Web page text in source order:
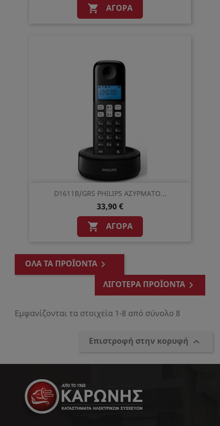
 ΑΓΟΡΆ
D1611B/GRS PHILIPS ΑΣΥΡΜΑΤΟ...
33,90 €
 ΑΓΟΡΆ
ΌΛΑ ΤΑ ΠΡΟΪΌΝΤΑ 
ΛΙΓΌΤΕΡΑ ΠΡΟΪΌΝΤΑ 
Εμφανίζονται τα στοιχεία 1-8 από σύνολο 8
Επιστροφή στην κορυφή 